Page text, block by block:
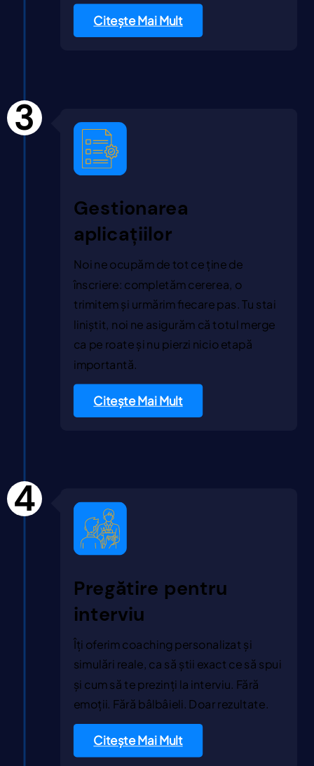
Citește Mai Mult
Gestionarea
aplicațiilor
Noi ne ocupăm de tot ce ține de
înscriere: completăm cererea, o
trimitem și urmărim fiecare pas. Tu stai
liniștit, noi ne asigurăm că totul merge
ca pe roate și nu pierzi nicio etapă
importantă.
Citește Mai Mult
3
Pregătire pentru
interviu
Îți oferim coaching personalizat și
simulări reale, ca să știi exact ce să spui
și cum să te prezinți la interviu. Fără
emoții. Fără bâlbâieli. Doar rezultate.
Citește Mai Mult
4